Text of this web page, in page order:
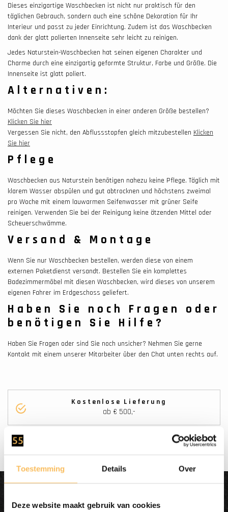
Toestemming Details Over
Deze website maakt gebruik van cookies
Dieses einzigartige Waschbecken ist nicht nur praktisch für den
täglichen Gebrauch, sondern auch eine schöne Dekoration für Ihr
Interieur und passt zu jeder Einrichtung. Zudem ist das Waschbecken
dank der glatt polierten Innenseite sehr leicht zu reinigen.
Jedes Naturstein-Waschbecken hat seinen eigenen Charakter und
Charme durch eine einzigartig geformte Struktur, Farbe und Größe. Die
Innenseite ist glatt poliert.
Alternativen:
Möchten Sie dieses Waschbecken in einer anderen Größe bestellen?
Klicken Sie hier
Vergessen Sie nicht, den Abflussstopfen gleich mitzubestellen Klicken
Sie hier
Pflege
Waschbecken aus Naturstein benötigen nahezu keine Pflege. Täglich mit
klarem Wasser abspülen und gut abtrocknen und höchstens zweimal
pro Woche mit einem lauwarmen Seifenwasser mit grüner Seife
reinigen. Verwenden Sie bei der Reinigung keine ätzenden Mittel oder
Scheuerschwämme.
Versand & Montage
Wenn Sie nur Waschbecken bestellen, werden diese von einem
externen Paketdienst versandt. Bestellen Sie ein komplettes
Badezimmermöbel mit diesen Waschbecken, wird dieses von unserem
eigenen Fahrer im Erdgeschoss geliefert.
Haben Sie noch Fragen oder
benötigen Sie Hilfe?
Haben Sie Fragen oder sind Sie noch unsicher? Nehmen Sie gerne
Kontakt mit einem unserer Mitarbeiter über den Chat unten rechts auf.
Kostenlose Lieferung
ab € 500,-
Dit wordt'n